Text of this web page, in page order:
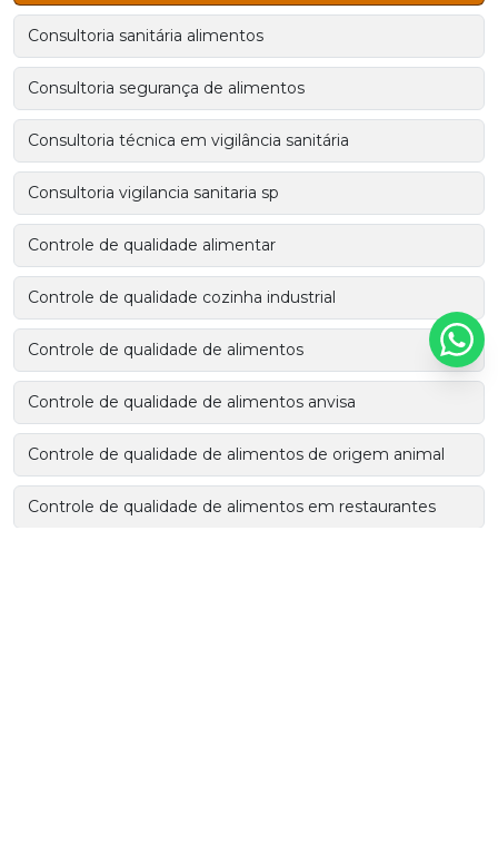
Consultoria sanitária alimentos
Consultoria segurança de alimentos
Consultoria técnica em vigilância sanitária
Consultoria vigilancia sanitaria sp
Controle de qualidade alimentar
Controle de qualidade cozinha industrial
Controle de qualidade de alimentos
Controle de qualidade de alimentos anvisa
Controle de qualidade de alimentos de origem animal
Controle de qualidade de alimentos em restaurantes